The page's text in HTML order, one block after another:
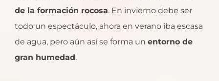
de la formación rocosa. En invierno debe ser
todo un espectáculo, ahora en verano iba escasa
de agua, pero aún así se forma un entorno de
gran humedad.